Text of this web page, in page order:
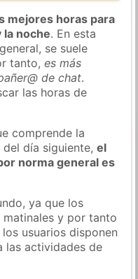
mejores horas para
la noche. En esta
se suele
tanto,es más
de chat.
las horas de
comprende la
del día siguiente,el
norma general es
ya que los
y por tanto
usuarios disponen
las actividades de